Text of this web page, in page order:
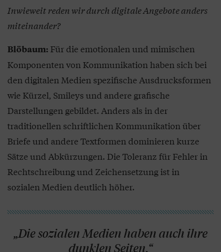
Inwieweit reden wir durch digitale Angebote anders
miteinander?
Blöbaum: Für die emotionalen und mimischen
Komponenten von Kommunikation haben sich bei
den digitalen Medien spezifische Ausdrucksformen
wie Kürzel, Smileys und andere grafische
Darstellungen gebildet. Anders als in der
traditionellen schriftlichen Kommunikation über
Briefe und andere Textformen dominieren kurze
Sätze und Abkürzungen. Die Toleranz für Fehler in
Rechtschreibung und Zeichensetzung ist in
sozialen Medien deutlich höher.
„Die sozialen Medien haben auch ihre
dunklen Seiten.“